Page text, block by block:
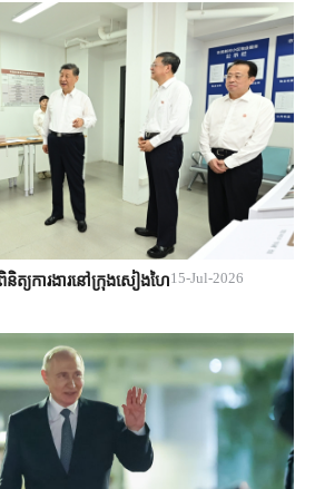
ត្យការងារនៅក្រុងសៀងហៃ15-Jul-2026